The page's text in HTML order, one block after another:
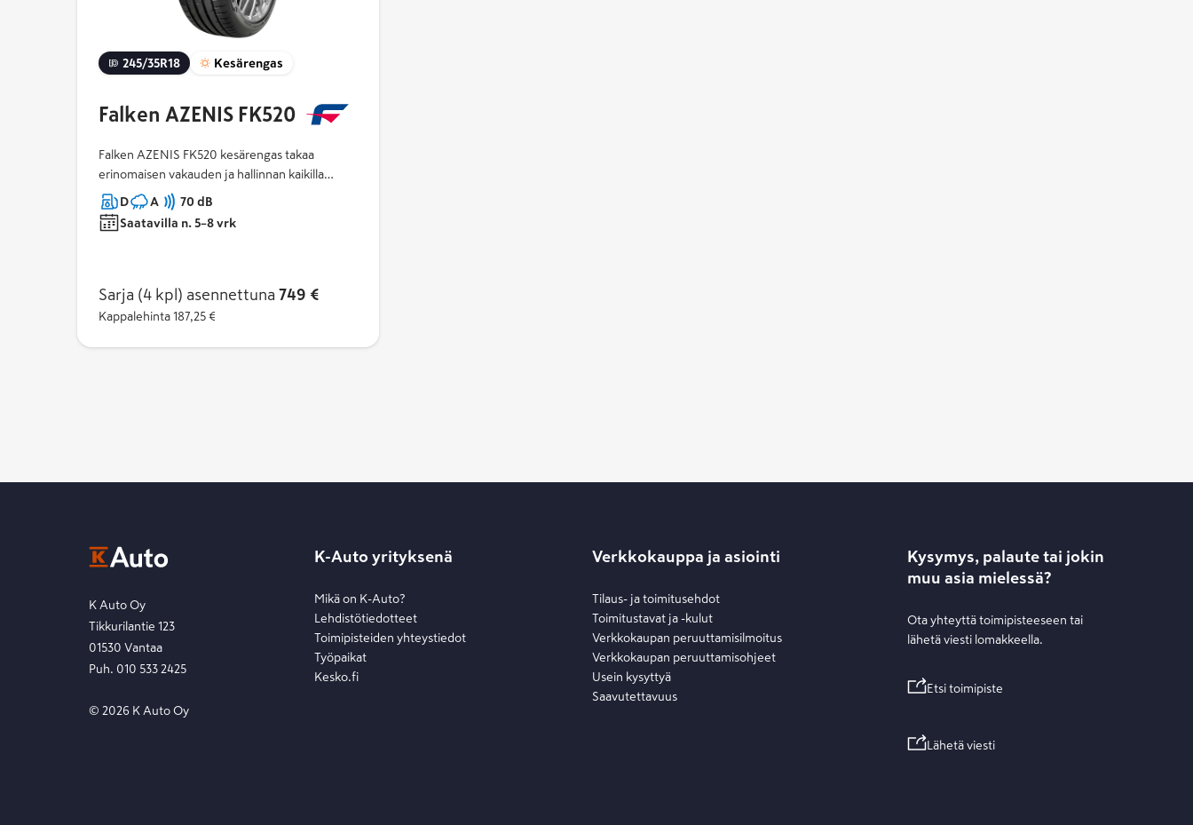
245/35R18 Kesärengas
Falken AZENIS FK520
Falken AZENIS FK520 kesärengas takaa
erinomaisen vakauden ja hallinnan kaikilla
ajonopeuksilla, sekä lyhyemmät jarrutusmatkat
märissä ja kuivissa olosuhteissa.
D A
70 dB
Saatavilla n. 5–8 vrk
Sarja (4 kpl) asennettuna 749 €
Kappalehinta 187,25 €
K Auto Oy
Tikkurilantie 123
01530 Vantaa
Puh. 010 533 2425
© 2026 K Auto Oy
K-Auto yrityksenä
Mikä on K-Auto?
Lehdistötiedotteet
Toimipisteiden yhteystiedot
Työpaikat
Kesko.fi
Verkkokauppa ja asiointi
Tilaus- ja toimitusehdot
Toimitustavat ja -kulut
Verkkokaupan peruuttamisilmoitus
Verkkokaupan peruuttamisohjeet
Usein kysyttyä
Saavutettavuus
Kysymys, palaute tai jokin
muu asia mielessä?
Ota yhteyttä toimipisteeseen tai
lähetä viesti lomakkeella.
Etsi toimipiste
Lähetä viesti